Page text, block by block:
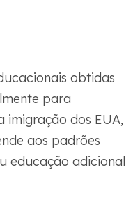
obtidas
para
dos EUA,
aos padrões
educação adicional